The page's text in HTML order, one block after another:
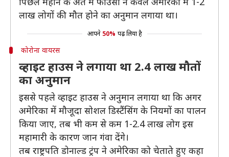
लाख लोगों की मौत होने का अनुमान लगाया था।
आपने 50% पढ़ लिया है
कोरोना वायरस
व्हाइट हाउस ने लगाया था 2.4 लाख मौतों
का अनुमान
इससे पहले व्हाइट हाउस ने अनुमान लगाया था कि अगर
अमेरिका में मौजूदा सोशल डिस्टैंसिंग के नियमों का पालन
किया जाए, तब भी कम से कम 1-2.4 लाख लोग इस
महामारी के कारण जान गंवा देंगे।
तब राष्ट्रपति डोनाल्ड ट्रंप ने अमेरिका को चेताते हुए कहा